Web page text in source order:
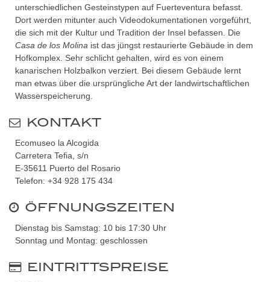
unterschiedlichen Gesteinstypen auf Fuerteventura befasst.
Dort werden mitunter auch Videodokumentationen vorgeführt,
die sich mit der Kultur und Tradition der Insel befassen. Die
Casa de los Molina ist das jüngst restaurierte Gebäude in dem
Hofkomplex. Sehr schlicht gehalten, wird es von einem
kanarischen Holzbalkon verziert. Bei diesem Gebäude lernt
man etwas über die ursprüngliche Art der landwirtschaftlichen
Wasserspeicherung.
KONTAKT
Ecomuseo la Alcogida
Carretera Tefia, s/n
E-35611 Puerto del Rosario
Telefon: +34 928 175 434
ÖFFNUNGSZEITEN
Dienstag bis Samstag: 10 bis 17:30 Uhr
Sonntag und Montag: geschlossen
EINTRITTSPREISE